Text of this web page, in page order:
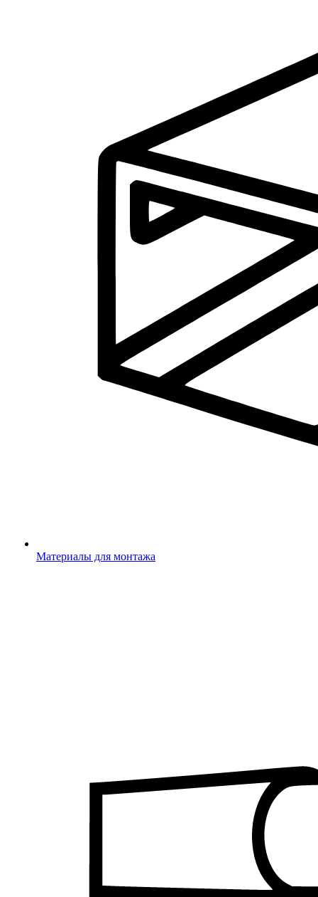
Материалы для монтажа